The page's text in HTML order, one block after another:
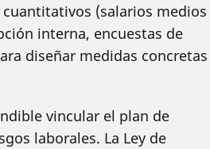
(salarios medios
interna, encuestas de
diseñar medidas concretas
vincular el plan de
laborales. La Ley de